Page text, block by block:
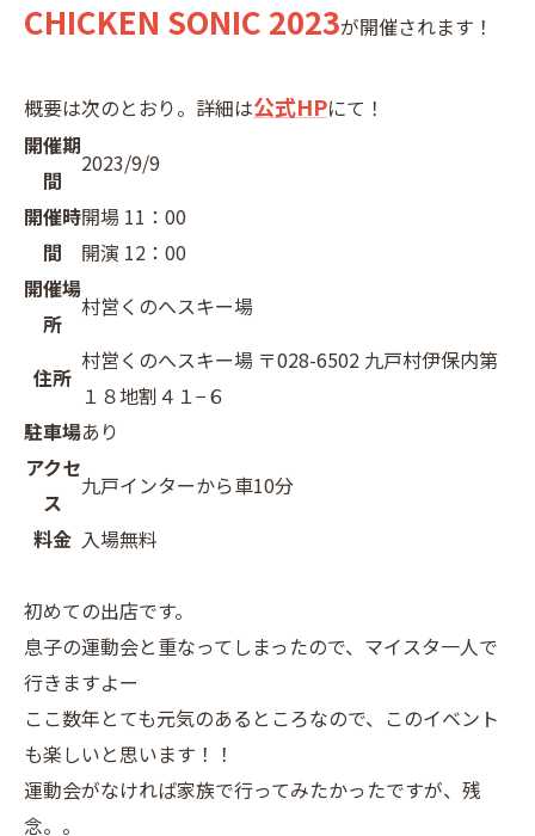
CHICKEN SONIC 2023が開催されます！
概要は次のとおり。詳細は公式HPにて！
開催期
間
2023/9/9
開催時
間
開場 11：00
開演 12：00
開催場
所
村営くのへスキー場
住所
村営くのへスキー場 〒028-6502 九戸村伊保内第
１８地割４１−６
駐車場あり
アクセ
ス
九戸インターから車10分
料金 入場無料
初めての出店です。
息子の運動会と重なってしまったので、マイスタ一人で
行きますよー
ここ数年とても元気のあるところなので、このイベント
も楽しいと思います！！
運動会がなければ家族で行ってみたかったですが、残
念。。